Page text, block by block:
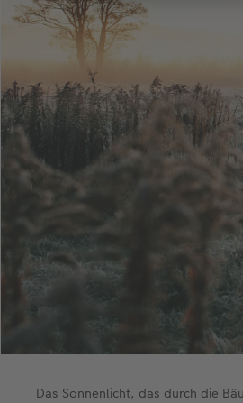
Das Sonnenlicht, das durch die